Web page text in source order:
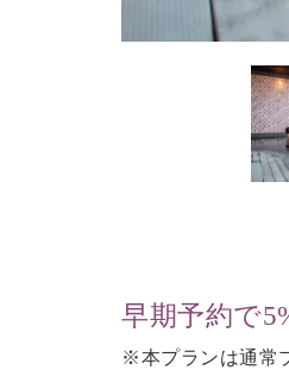
早期予約で
※本プランは通常